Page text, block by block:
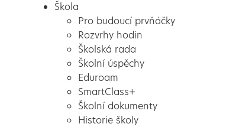
Škola
Pro budoucí prvňáčky
Rozvrhy hodin
Školská rada
Školní úspěchy
Eduroam
SmartClass+
Školní dokumenty
Historie školy